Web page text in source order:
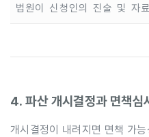
법원이 신청인의 진술 및 자
4. 파산 개시결정과 면책심
개시결정이 내려지면 면책 가